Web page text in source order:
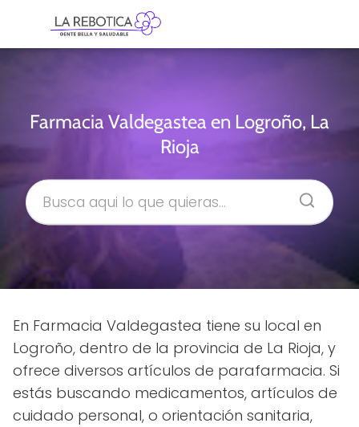
Farmacia Valdegastea en Logroño, La
Rioja
En Farmacia Valdegastea tiene su local en
Logroño, dentro de la provincia de La Rioja, y
ofrece diversos artículos de parafarmacia. Si
estás buscando medicamentos, artículos de
cuidado personal, o orientación sanitaria,